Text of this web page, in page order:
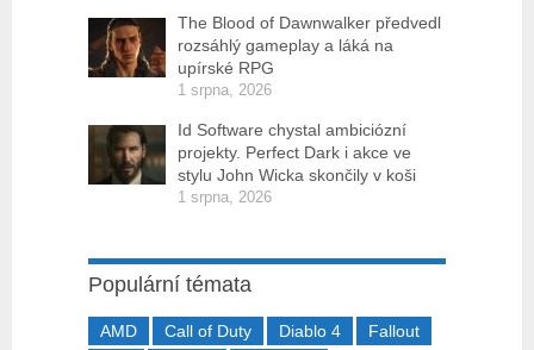
The Blood of Dawnwalker předvedl
rozsáhlý gameplay a láká na
upírské RPG
1 srpna, 2026
Id Software chystal ambiciózní
projekty. Perfect Dark i akce ve
stylu John Wicka skončily v koši
1 srpna, 2026
Populární témata
AMD Call of Duty Diablo 4
Fallout